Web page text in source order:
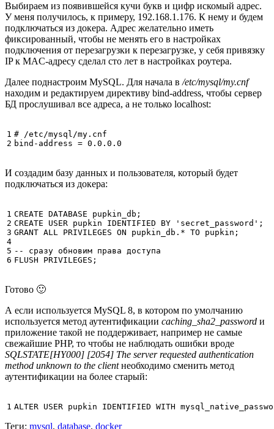
Выбираем из появившейся кучи букв и цифр искомый адрес.
У меня получилось, к примеру, 192.168.1.176. К нему и будем
подключаться из докера. Адрес желательно иметь
фиксированный, чтобы не менять его в настройках
подключения от перезагрузки к перезагрузке, у себя привязку
IP к MAC-адресу сделал сто лет в настройках роутера.
Далее поднастроим MySQL. Для начала в /etc/mysql/my.cnf
находим и редактируем директиву bind-address, чтобы сервер
БД прослушивал все адреса, а не только localhost:
1
2
# /etc/mysql/my.cnf
И создадим базу данных и пользователя, который будет
подключаться из докера:
1
2
3
4
5
6
CREATE DATABASE pupkin_db ;
CREATE
USER pupkin IDENTIFIED BY 'secret_password' ;
GRANT ALL PRIVILEGES ON pupkin_db . * TO pupkin ;
-- сразу обновим права доступа
FLUSH
PRIVILEGES ;
Готово 🙂
А если используется MySQL 8, в котором по умолчанию
используется метод аутентификации caching_sha2_password и
приложение такой не поддерживает, например не самые
свежайшие PHP, то чтобы не наблюдать ошибки вроде
SQLSTATE[HY000] [2054] The server requested authentication
method unknown to the clientнеобходимо сменить метод
аутентификации на более старый:
1 ALTER USER pupkin IDENTIFIED WITH
Теги: mysql, database, docker